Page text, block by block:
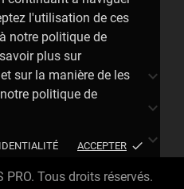
l'utilisation de ces
notre politique de
plus sur
sur la manière de les
politique de
ACCEPTER done



PRO. Tous droits réservés.